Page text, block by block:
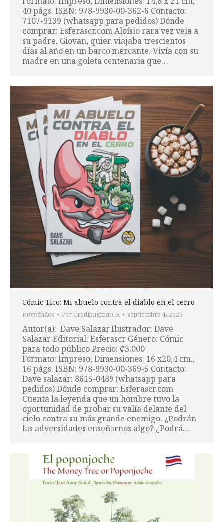
40 págs. ISBN: 978-9930-00-362-6 Contacto:
7107-9139 (whatsapp para pedidos) Dónde
comprar: Esferascr.com Aloísio rara vez veía a
su padre, Giovan, quien viajaba trescientos
días al año en un barco mercante. Vivía con su
madre en una goleta centenaria que…
Cómic Tico: Mi abuelo contra el diablo en el cerro
Novedades Por CredipaginasCR septiembre 4, 2025
Autor(a): Dave Salazar Ilustrador: Dave
Salazar Editorial: Esferascr Género: Cómic
para todo público Precio: ₡3.000
Formato: Impreso, Dimensiones: 16 x20,4 cm.,
16 págs. ISBN: 978-9930-00-369-5 Contacto:
Dave salazar: 8615-0489 (whatsapp para
pedidos) Dónde comprar: Esferascr.com
Cuenta la leyenda que un hombre tuvo la
oportunidad de probar su valía delante del
cielo contra su más grande enemigo. ¿Podrán
las adversidades enseñarnos algo? ¿Podrá…